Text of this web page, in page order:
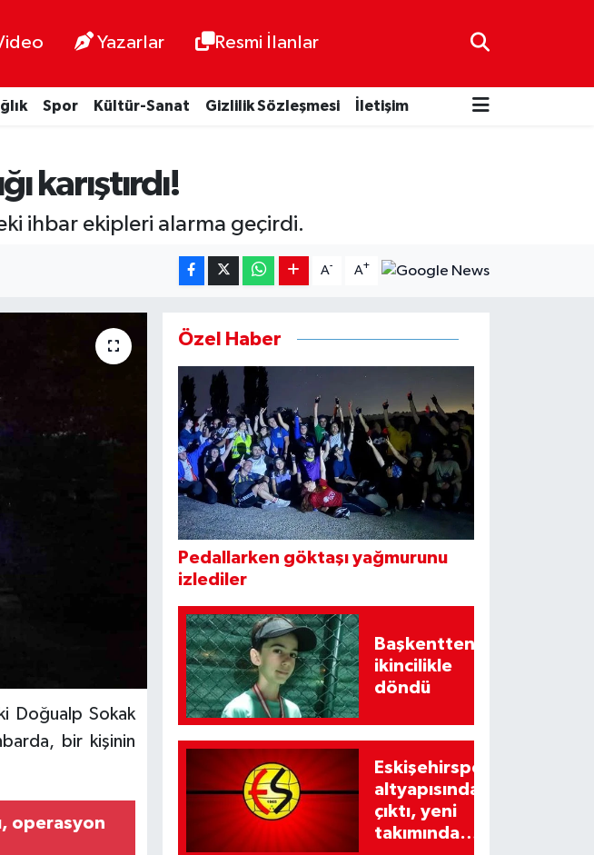
Yazarlar Resmi İlanlar
Spor Kültür-Sanat Gizlilik Sözleşmesi İletişim
karıştırdı!
ihbar ekipleri alarma geçirdi.
A- A+
Doğualp Sokak
bir kişinin
operasyon
Özel Haber
Pedallarken göktaşı yağmurunu
izlediler
Başkentten
ikincilikle
döndü
Eskişehirspor
altyapısından
çıktı, yeni
takımında